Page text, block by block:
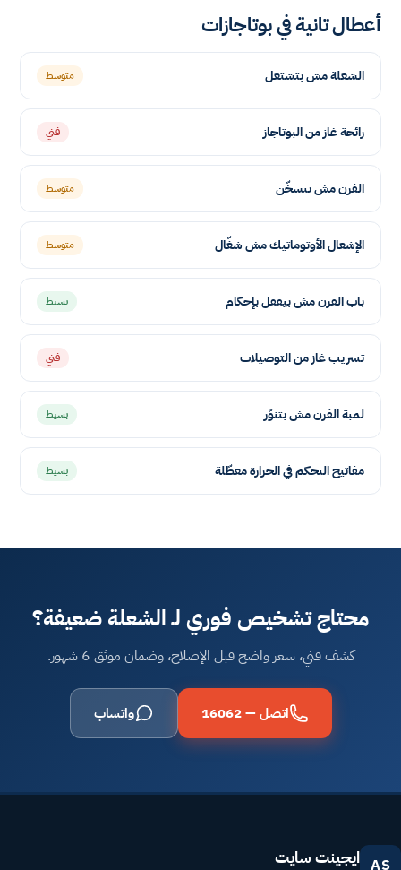
أعطال تانية في بوتاجازات
الشعلة مش بتشتعل متوسط
رائحة غاز من البوتاجاز فني
الفرن مش بيسخّن متوسط
الإشعال الأوتوماتيك مش شغّال متوسط
باب الفرن مش بيقفل بإحكام بسيط
تسريب غاز من التوصيلات فني
لمبة الفرن مش بتنوّر بسيط
مفاتيح التحكم في الحرارة معطّلة بسيط
محتاج تشخيص فوري لـ الشعلة ضعيفة؟
كشف فني، سعر واضح قبل الإصلاح، وضمان موثق 6 شهور.
اتصل — 16062 واتساب
AS ايجينت سايت